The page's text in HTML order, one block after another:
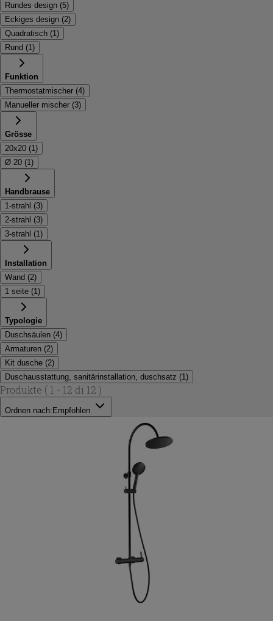
Rundes design (5)
Eckiges design (2)
Quadratisch (1 )
Rund (1 )
Funktion
Thermostatmischer (4)
Manueller mischer (3)
Grösse
20x20 (1 )
Ø 20 (1 )
Handbrause
1-strahl (3)
2-strahl (3)
3-strahl (1 )
Installation
Wand (2)
1 seite (1 )
Typologie
Duschsäulen (4)
Armaturen (2)
Kit dusche (2)
Duschausstattung, sanitärinstallation, duschsatz (1 )
Produkte ( 1 - 12 di 12 )
Ordnen nach: Empfohlen